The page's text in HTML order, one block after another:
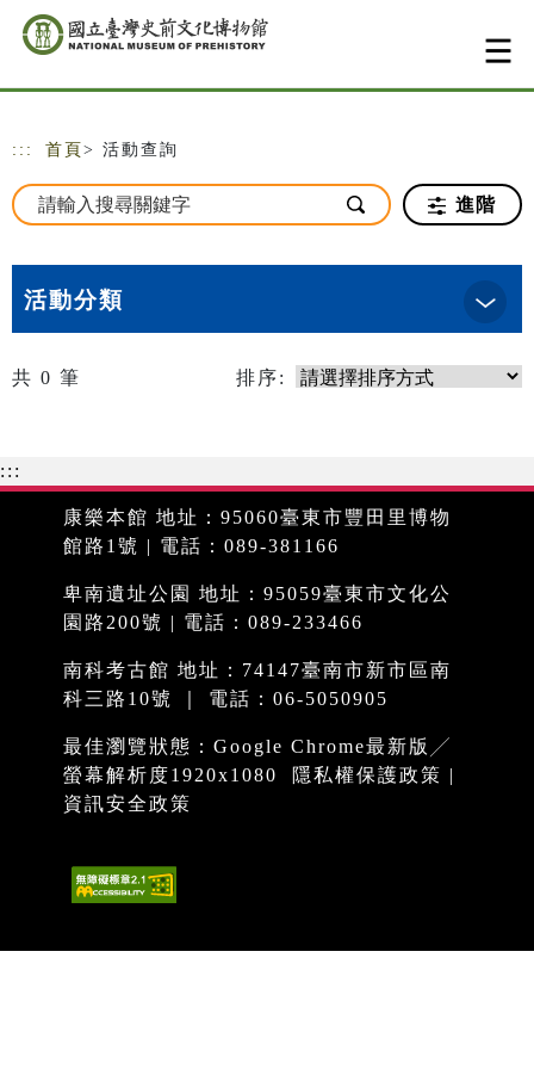
跳到主要內容
網站導覽
::: 首頁 > 活動查詢
進階
活動分類
共 0 筆 排序:
:::
康樂本館 地址：95060臺東市豐田里博物
館路1號 | 電話：089-381166
卑南遺址公園 地址：95059臺東市文化公
園路200號 | 電話：089-233466
南科考古館 地址：74147臺南市新市區南
科三路10號 ｜ 電話：06-5050905
最佳瀏覽狀態：Google Chrome最新版╱
螢幕解析度1920x1080
隱私權保護政策 |
資訊安全政策